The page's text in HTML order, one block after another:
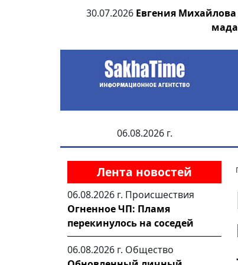
30.07.2026 Евгения
06.08.2026 г.
Лента новостей
06.08.2026 г. Происшествия
Огненное ЧП: Пламя
перекинулось на соседей
06.08.2026 г. Общество